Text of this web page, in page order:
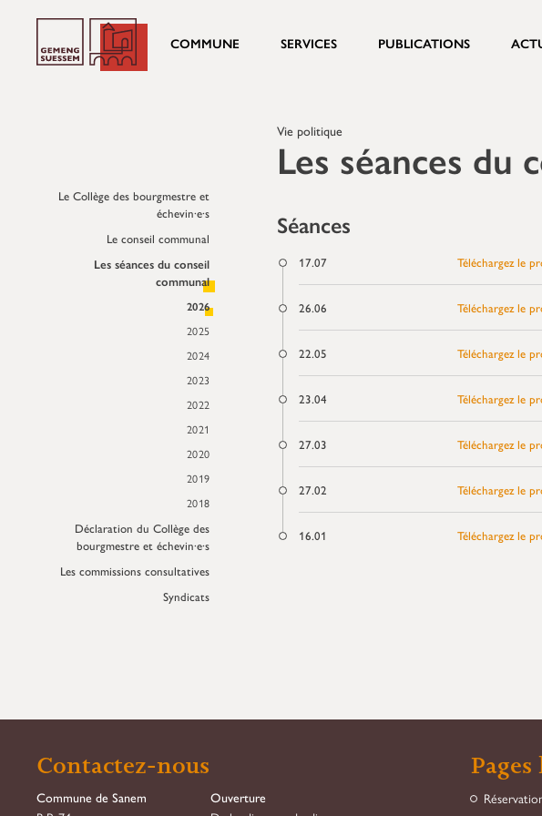
COMMUNE SERVICES PUBLICATIONS
Le Collège des bourgmestre et
échevin·e·s
Le conseil communal
Les séances du conseil
communal
2026
2025
2024
2023
2022
2021
2020
2019
2018
Déclaration du Collège des
bourgmestre et échevin·e·s
Les commissions consultatives
Syndicats
Vie politique
Les séances du
Séances
17.07 Téléchargez le
26.06 Téléchargez le
22.05 Téléchargez le
23.04 Téléchargez le
27.03 Téléchargez le
27.02 Téléchargez le
16.01 Téléchargez le
Contactez-nous
Commune de Sanem
Ouverture